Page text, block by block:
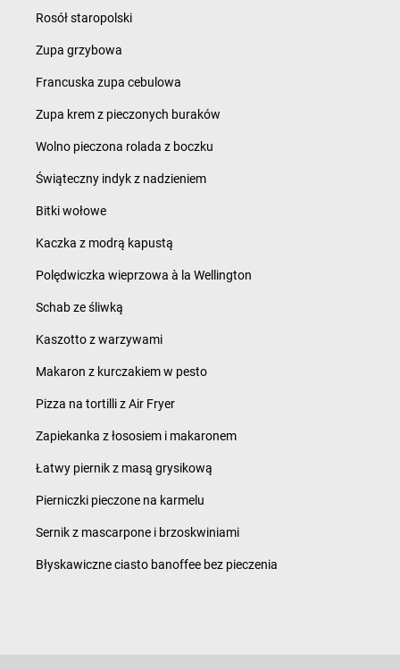
Rosół staropolski
Zupa grzybowa
Francuska zupa cebulowa
Zupa krem z pieczonych buraków
Wolno pieczona rolada z boczku
Świąteczny indyk z nadzieniem
Bitki wołowe
Kaczka z modrą kapustą
Polędwiczka wieprzowa à la Wellington
Schab ze śliwką
Kaszotto z warzywami
Makaron z kurczakiem w pesto
Pizza na tortilli z Air Fryer
Zapiekanka z łososiem i makaronem
Łatwy piernik z masą grysikową
Pierniczki pieczone na karmelu
Sernik z mascarpone i brzoskwiniami
Błyskawiczne ciasto banoffee bez pieczenia